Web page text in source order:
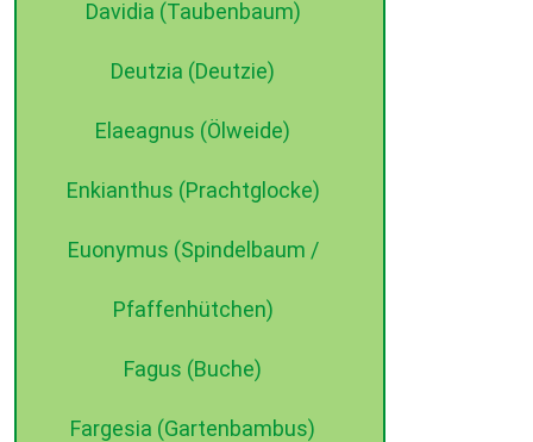
Davidia (Taubenbaum)
Deutzia (Deutzie)
Elaeagnus (Ölweide)
Enkianthus (Prachtglocke)
Euonymus (Spindelbaum /
Pfaffenhütchen)
Fagus (Buche)
Fargesia (Gartenbambus)